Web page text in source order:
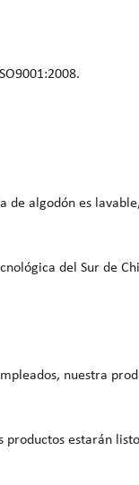
de algodón es lavable,
del Sur de
nuestra
productos estarán